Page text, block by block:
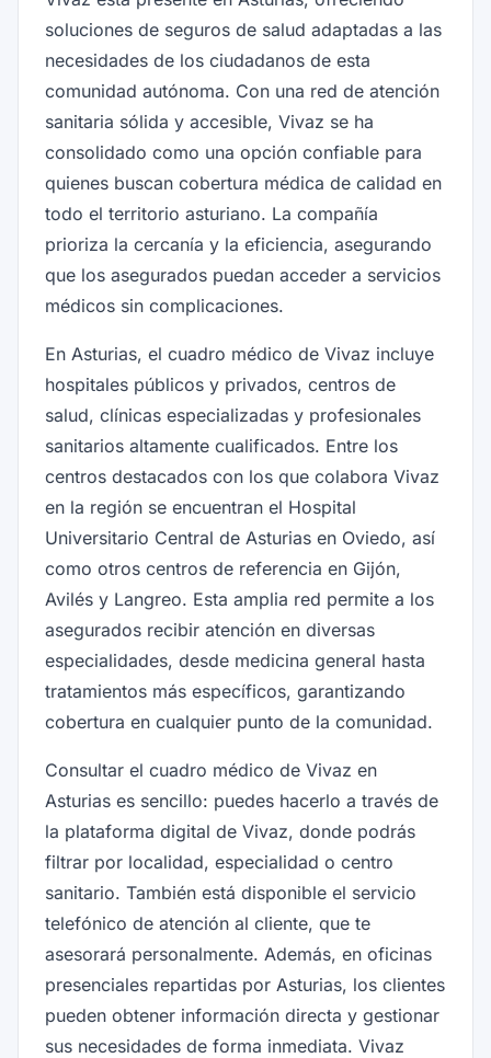
soluciones de seguros de salud adaptadas a las
necesidades de los ciudadanos de esta
comunidad autónoma. Con una red de atención
sanitaria sólida y accesible, Vivaz se ha
consolidado como una opción confiable para
quienes buscan cobertura médica de calidad en
todo el territorio asturiano. La compañía
prioriza la cercanía y la eficiencia, asegurando
que los asegurados puedan acceder a servicios
médicos sin complicaciones.
En Asturias, el cuadro médico de Vivaz incluye
hospitales públicos y privados, centros de
salud, clínicas especializadas y profesionales
sanitarios altamente cualificados. Entre los
centros destacados con los que colabora Vivaz
en la región se encuentran el Hospital
Universitario Central de Asturias en Oviedo, así
como otros centros de referencia en Gijón,
Avilés y Langreo. Esta amplia red permite a los
asegurados recibir atención en diversas
especialidades, desde medicina general hasta
tratamientos más específicos, garantizando
cobertura en cualquier punto de la comunidad.
Consultar el cuadro médico de Vivaz en
Asturias es sencillo: puedes hacerlo a través de
la plataforma digital de Vivaz, donde podrás
filtrar por localidad, especialidad o centro
sanitario. También está disponible el servicio
telefónico de atención al cliente, que te
asesorará personalmente. Además, en oficinas
presenciales repartidas por Asturias, los clientes
pueden obtener información directa y gestionar
sus necesidades de forma inmediata. Vivaz